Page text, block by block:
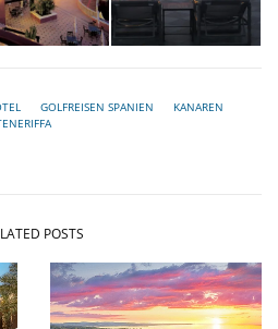
GOLFREISEN SPANIEN
KANAREN
POSTS